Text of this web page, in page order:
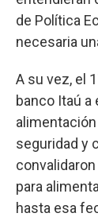
de Política
necesaria
A su vez, el
banco Itaú
seguridad y
para
hasta esa